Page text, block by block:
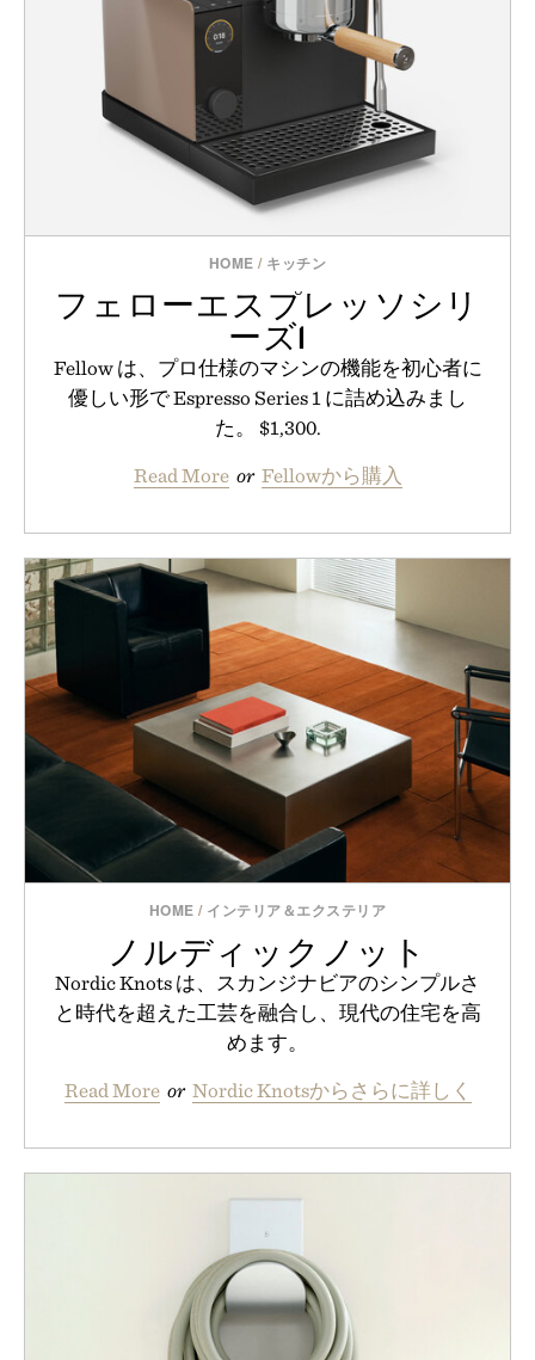
HOME / キッチン
フェローエスプレッソシリ
ーズ1
Fellow は、プロ仕様のマシンの機能を初心者に
優しい形で Espresso Series 1 に詰め込みまし
た。 $1,300.
Read More or Fellowから購入
HOME / インテリア＆エクステリア
ノルディックノット
Nordic Knots は、スカンジナビアのシンプルさ
と時代を超えた工芸を融合し、現代の住宅を高
めます。
Read More or Nordic Knotsからさらに詳しく